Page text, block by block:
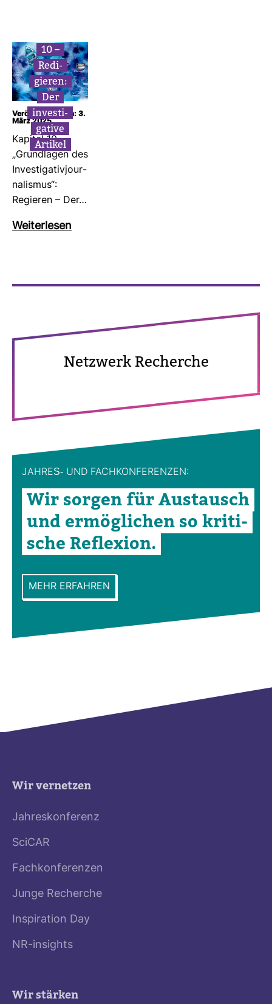
10 –
Redi­
gieren:
Der
inves­ti­
ga­tive
Artikel
Veröffentlicht am: 3.
März 2025
Kapitel 10
„Grund­lagen des
Inves­ti­ga­ti­vjour­
na­lismus“:
Regieren – Der…
Wei­ter­lesen
Netz­werk Recherche
JAHRES-​ UND FACH­KON­FE­RENZEN:
Wir sorgen für Aus­tausch
und ermög­li­chen so kri­ti­
sche Refle­xion.
MEHR ERFAHREN
Wir vernetzen
Jahreskonferenz
SciCAR
Fachkonferenzen
Junge Recherche
Inspiration Day
NR-insights
Wir stärken